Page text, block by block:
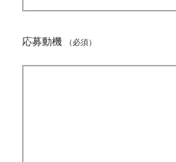
応募動機 （必須）